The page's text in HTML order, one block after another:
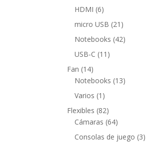
productos
HDMI 66
productos
micro USB 21 21
productos
Notebooks 4242
USB-C 11 11
Fan 1414
productos
Notebooks 1313
Varios 1 1
producto
Flexibles 8282
productos
Cámaras 6464
productos
Consolas de juego 33